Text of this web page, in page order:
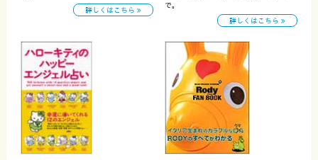
詳しくはこちら
で。
詳しくはこちら